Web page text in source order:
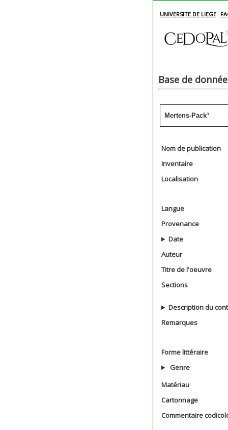
UNIVERSITE DE LIEGE
Base de
Mertens-Pack³
Nom de publication
Inventaire
Localisation
Langue
Provenance
Date
Auteur
Titre de l'oeuvre
Sections
Description du
Remarques
Forme littéraire
Genre
Matériau
Cartonnage
Commentaire